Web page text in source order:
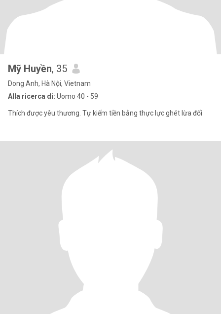
Mỹ Huyền, 35
Dong Anh, Hà Nội, Vietnam
Alla ricerca di: Uomo 40 - 59
Thích được yêu thương. Tự kiếm tiền bằng thực lực ghét lừa đối